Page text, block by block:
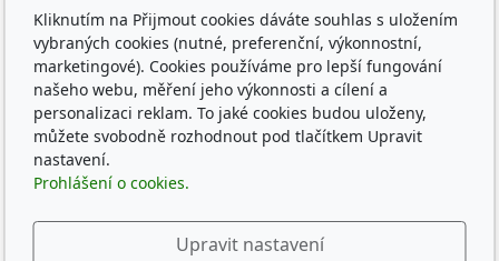
© 2026CZECH SPRING WHIPPET KENNEL
Běží na
Kliknutím na Přijmout cookies dáváte souhlas s uložením
vybraných cookies (nutné, preferenční, výkonnostní,
marketingové). Cookies používáme pro lepší fungování
našeho webu, měření jeho výkonnosti a cílení a
personalizaci reklam. To jaké cookies budou uloženy,
můžete svobodně rozhodnout pod tlačítkem Upravit
nastavení.
Prohlášení o cookies.
Upravit nastavení